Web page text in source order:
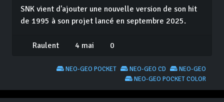
SNK vient d'ajouter une nouvelle version de son hit
de 1995 à son projet lancé en septembre 2025.
Raulent 4 mai 0
NEO-GEO
NEO-GEO CD
NEO-GEO POCKET
NEO-GEO POCKET COLOR